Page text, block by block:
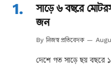
সাড়ে ৬ বছরে
জন
By নিজস্ব প্রতিবেদক
দেশে গত সাড়ে ছয় বছরে